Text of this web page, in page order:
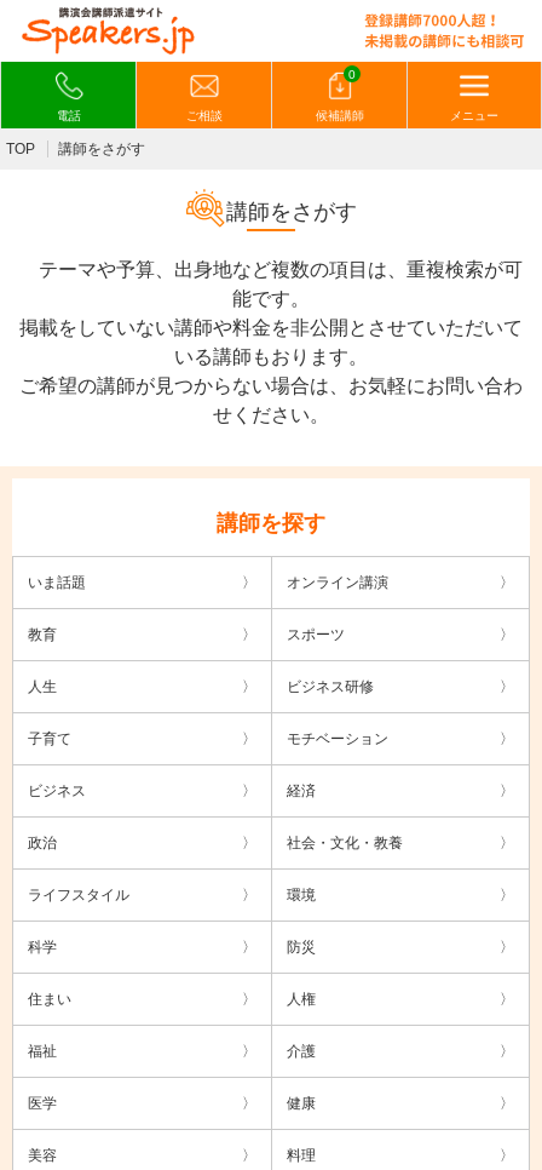
電話 ご相談
0
候補講師 メニュー
TOP 講師をさがす
講師をさがす
テーマや予算、出身地など複数の項目は、重複検索が可
能です。
掲載をしていない講師や料金を非公開とさせていただいて
いる講師もおります。
ご希望の講師が見つからない場合は、お気軽にお問い合わ
せください。
講師を探す
いま話題 オンライン講演
教育 スポーツ
人生 ビジネス研修
子育て モチベーション
ビジネス 経済
政治 社会・文化・教養
ライフスタイル 環境
科学 防災
住まい 人権
福祉 介護
医学 健康
美容 料理